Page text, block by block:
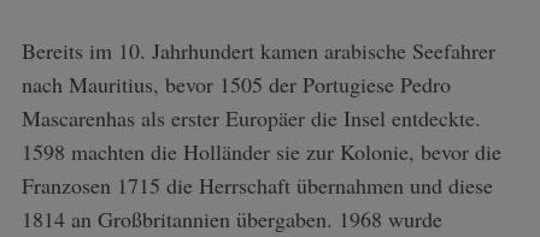
Bereits im 10. Jahrhundert kamen arabische Seefahrer
nach Mauritius, bevor 1505 der Portugiese Pedro
Mascarenhas als erster Europäer die Insel entdeckte.
1598 machten die Holländer sie zur Kolonie, bevor die
Franzosen 1715 die Herrschaft übernahmen und diese
1814 an Großbritannien übergaben. 1968 wurde